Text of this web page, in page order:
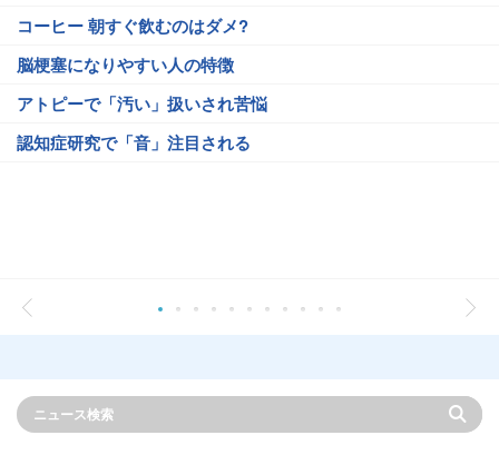
コーヒー 朝すぐ飲むのはダメ?
脳梗塞になりやすい人の特徴
アトピーで「汚い」扱いされ苦悩
認知症研究で「音」注目される